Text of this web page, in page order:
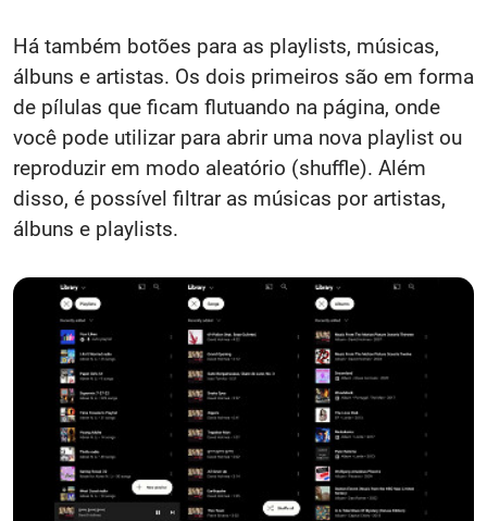
Há também botões para as playlists, músicas,
álbuns e artistas. Os dois primeiros são em forma
de pílulas que ficam flutuando na página, onde
você pode utilizar para abrir uma nova playlist ou
reproduzir em modo aleatório (shuffle). Além
disso, é possível filtrar as músicas por artistas,
álbuns e playlists.